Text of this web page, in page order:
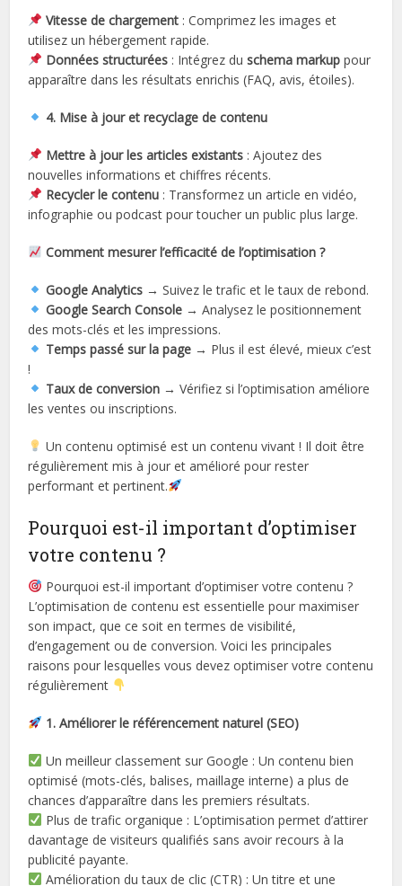
Vitesse de chargement : Comprimez les images et
utilisez un hébergement rapide.
Données structurées : Intégrez duschema markup pour
apparaître dans les résultats enrichis (FAQ, avis, étoiles).
4. Mise à jour et recyclage de contenu
Mettre à jour les articles existants : Ajoutez des
nouvelles informations et chiffres récents.
Recycler le contenu : Transformez un article en vidéo,
infographie ou podcast pour toucher un public plus large.
Comment mesurer l’efficacité de l’optimisation ?
Google Analytics → Suivez le trafic et le taux de rebond.
Google Search Console → Analysez le positionnement
des mots-clés et les impressions.
Temps passé sur la page → Plus il est élevé, mieux c’est
!
Taux de conversion → Vérifiez si l’optimisation améliore
les ventes ou inscriptions.
Un contenu optimisé est un contenu vivant ! Il doit être
régulièrement mis à jour et amélioré pour rester
performant et pertinent.
Pourquoi est-il important d’optimiser
votre contenu ?
Pourquoi est-il important d’optimiser votre contenu ?
L’optimisation de contenu est essentielle pour maximiser
son impact, que ce soit en termes de visibilité,
d’engagement ou de conversion. Voici les principales
raisons pour lesquelles vous devez optimiser votre contenu
régulièrement
1. Améliorer le référencement naturel (SEO)
Un meilleur classement sur Google : Un contenu bien
optimisé (mots-clés, balises, maillage interne) a plus de
chances d’apparaître dans les premiers résultats.
Plus de trafic organique : L’optimisation permet d’attirer
davantage de visiteurs qualifiés sans avoir recours à la
publicité payante.
Amélioration du taux de clic (CTR) : Un titre et une